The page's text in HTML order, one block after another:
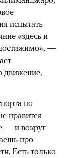
испытать
«здесь и
—
движение,
по
нравится
— и вокруг
про
Есть только